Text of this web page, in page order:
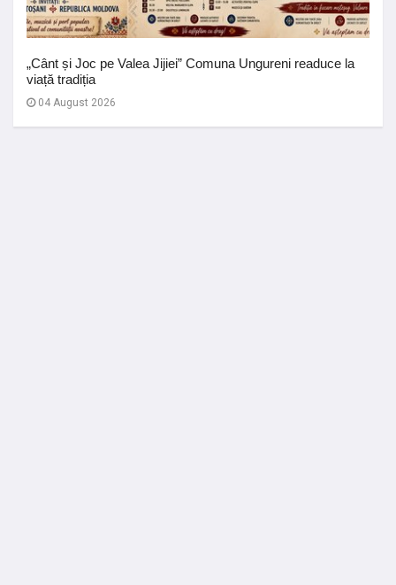
„Cânt și Joc pe Valea Jijiei” Comuna Ungureni readuce la
viață tradiția
04 August 2026